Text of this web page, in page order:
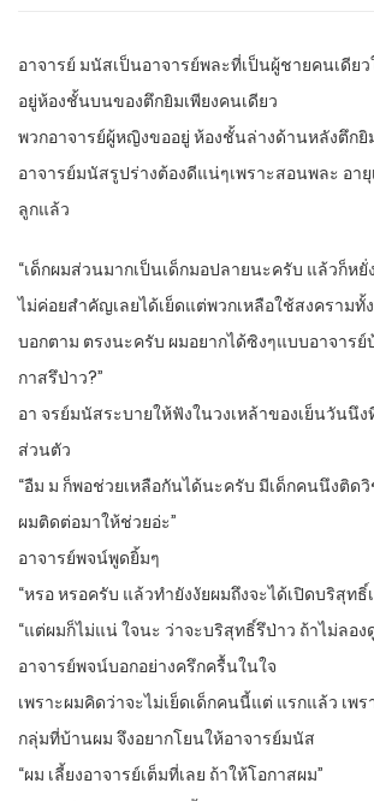
อาจารย์ มนัสเป็นอาจารย์พละที่เป็นผู้ชายคนเดีย
อยู่ห้องชั้นบนของตึกยิมเพียงคนเดียว
พวกอาจารย์ผู้หญิงขออยู่ ห้องชั้นล่างด้านหลังตึกยิ
อาจารย์มนัสรูปร่างต้องดีแน่ๆเพราะสอนพละ อา
ลูกแล้ว
“เด็กผมส่วนมากเป็นเด็กมอปลายนะครับ แล้วก็ห
ไม่ค่อยสำคัญเลยได้เย็ดแต่พวกเหลือใช้สงครามทั้
บอกตาม ตรงนะครับ ผมอยากได้ซิงๆแบบอาจารย์
กาสรึป่าว?”
อา จรย์มนัสระบายให้ฟังในวงเหล้าของเย็นวันนึ
ส่วนตัว
“อืม ม ก็พอช่วยเหลือกันได้นะครับ มีเด็กคนนึงติด
ผมติดต่อมาให้ช่วยอ่ะ”
อาจารย์พจน์พูดยิ้มๆ
“หรอ หรอครับ แล้วทำยังงัยผมถึงจะได้เปิดบริสุทธิ์
“แต่ผมก็ไม่แน่ ใจนะ ว่าจะบริสุทธิ์รึป่าว ถ้าไม่ลอง
อาจารย์พจน์บอกอย่างครึกครื้นในใจ
เพราะผมคิดว่าจะไม่เย็ดเด็กคนนี้แต่ แรกแล้ว เพ
กลุ่มที่บ้านผม จึงอยากโยนให้อาจารย์มนัส
“ผม เลี้ยงอาจารย์เต็มที่เลย ถ้าให้โอกาสผม”